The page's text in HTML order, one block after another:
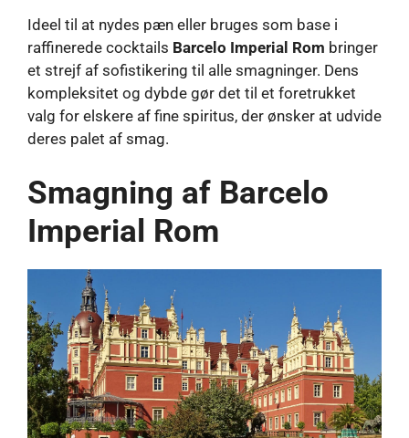
Ideel til at nydes pæn eller bruges som base i
raffinerede cocktails Barcelo Imperial Rom bringer
et strejf af sofistikering til alle smagninger. Dens
kompleksitet og dybde gør det til et foretrukket
valg for elskere af fine spiritus, der ønsker at udvide
deres palet af smag.
Smagning af Barcelo
Imperial Rom